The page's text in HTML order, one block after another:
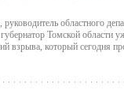
руководитель областного
Томской области
взрыва, который сегодня